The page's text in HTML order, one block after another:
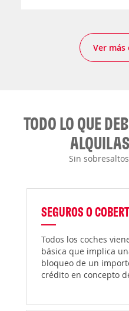
Ver más
TODO LO QUE
Sin
SEGUROS O
Todos los coches
básica que implica
bloqueo de un
crédito en concepto